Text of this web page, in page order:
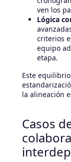
ven los
Lógica
criterios
equipo
etapa.
Este
la alineación
Casos